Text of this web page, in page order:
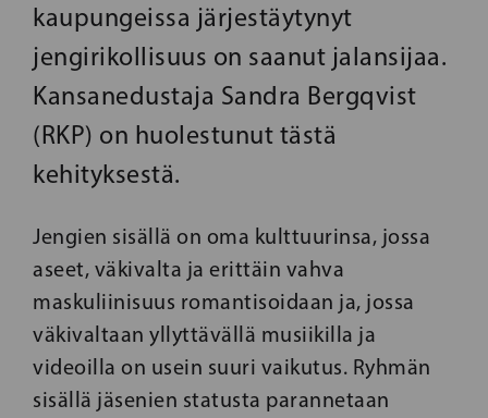
kaupungeissa järjestäytynyt
jengirikollisuus on saanut jalansijaa.
Kansanedustaja Sandra Bergqvist
(RKP) on huolestunut tästä
kehityksestä.
Jengien sisällä on oma kulttuurinsa, jossa
aseet, väkivalta ja erittäin vahva
maskuliinisuus romantisoidaan ja, jossa
väkivaltaan yllyttävällä musiikilla ja
videoilla on usein suuri vaikutus. Ryhmän
sisällä jäsenien statusta parannetaan